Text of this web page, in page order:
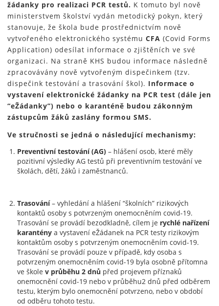
žádanky pro realizaci PCR testů. K tomuto byl nově
ministerstvem školství vydán metodický pokyn, který
stanovuje, že škola bude prostřednictvím nově
vytvořeného elektronického systému CFA (Covid Forms
Application) odesílat informace o zjištěních ve své
organizaci. Na straně KHS budou informace následně
zpracovávány nově vytvořeným dispečinkem (tzv.
dispečink testování a trasování škol). Informace o
vystavení elektronické žádanky na PCR test (dále jen
“eŽádanky”) nebo o karanténě budou zákonným
zástupcům žáků zaslány formou SMS.
Ve stručnosti se jedná o následující mechanismy:
Preventivní testování (AG) – hlášení osob, které měly
pozitivní výsledky AG testů při preventivním testování ve
školách, dětí, žáků i zaměstnanců.
Trasování– vyhledání a hlášení “školních” rizikových
kontaktů osoby s potvrzeným onemocněním covid-19.
Trasování se provádí bezodkladně, cílem je rychlé nařízení
karantény a vystavení eŽádanek na PCR testy rizikovým
kontaktům osoby s potvrzeným onemocněním covid-19.
Trasování se provádí pouze v případě, kdy osoba s
potvrzeným onemocněním covid-19 byla osobně přítomna
ve škole v průběhu 2 dnů před projevem příznaků
onemocnění covid-19 nebo v průběhu2 dnů před odběrem
testu, kterým bylo onemocnění potvrzeno, nebo v období
od odběru tohoto testu.